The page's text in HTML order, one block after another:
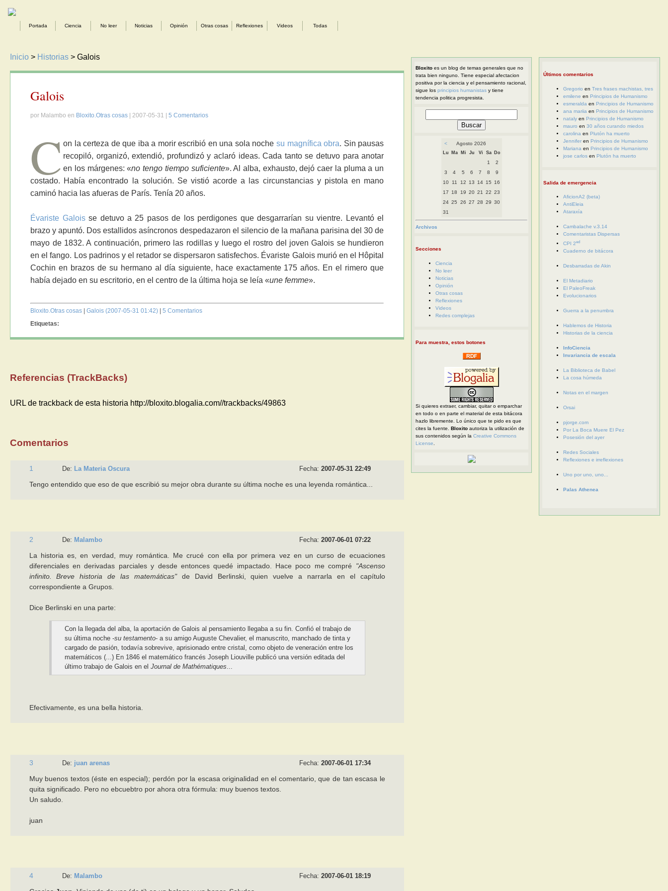
Portada Ciencia No leer Noticias Opinión Otras cosas Reflexiones Videos Todas
Inicio > Historias > Galois
Galois
por Malambo en Bloxito.Otras cosas | 2007-05-31 |5 Comentarios
C on la certeza de que iba a morir escribió en una sola nochesu magnífica obra. Sin pausas
recopiló, organizó, extendió, profundizó y aclaró ideas. Cada tanto se detuvo para anotar
en los márgenes: «no tengo tiempo suficiente». Al alba, exhausto, dejó caer la pluma a un
costado. Había encontrado la solución. Se vistió acorde a las circunstancias y pistola en mano
caminó hacia las afueras de París. Tenía 20 años.
Évariste Galoisse detuvo a 25 pasos de los perdigones que desgarrarían su vientre. Levantó el
brazo y apuntó. Dos estallidos asíncronos despedazaron el silencio de la mañana parisina del 30 de
mayo de 1832. A continuación, primero las rodillas y luego el rostro del joven Galois se hundieron
en el fango. Los padrinos y el retador se dispersaron satisfechos. Évariste Galois murió en el Hôpital
Cochin en brazos de su hermano al día siguiente, hace exactamente 175 años. En el rimero que
había dejado en su escritorio, en el centro de la última hoja se leía «une femme».
Bloxito.Otras cosas |Galois (2007-05-31 01:42) |5 Comentarios
Etiquetas:
Referencias (TrackBacks)
URL de trackback de esta historia http://bloxito.blogalia.com//trackbacks/49863
Comentarios
1 De: La Materia Oscura Fecha: 2007-05-31 22:49
Tengo entendido que eso de que escribió su mejor obra durante su última noche es una leyenda romántica...
2 De: Malambo Fecha: 2007-06-01 07:22
La historia es, en verdad, muy romántica. Me crucé con ella por primera vez en un curso de ecuaciones
diferenciales en derivadas parciales y desde entonces quedé impactado. Hace poco me compré "Ascenso
infinito. Breve historia de las matemáticas"de David Berlinski, quien vuelve a narrarla en el capítulo
correspondiente a Grupos.
Dice Berlinski en una parte:
Con la llegada del alba, la aportación de Galois al pensamiento llegaba a su fin. Confió el trabajo de
su última noche -su testamento- a su amigo Auguste Chevalier, el manuscrito, manchado de tinta y
cargado de pasión, todavía sobrevive, aprisionado entre cristal, como objeto de veneración entre los
matemáticos (...) En 1846 el matemático francés Joseph Liouville publicó una versión editada del
último trabajo de Galois en el Journal de Mathématiques...
Efectivamente, es una bella historia.
3 De: juan arenas Fecha: 2007-06-01 17:34
Muy buenos textos (éste en especial); perdón por la escasa originalidad en el comentario, que de tan escasa le
quita significado. Pero no ebcuebtro por ahora otra fórmula: muy buenos textos.
Un saludo.
juan
4 De: Malambo Fecha: 2007-06-01 18:19
Bloxitoes un blog de temas generales que no
trata bien ninguno. Tiene especial afectacion
positiva por la ciencia y el pensamiento racional,
sigue los principios humanistasy tiene
tendencia politica progresista.
< Agosto 2026
Lu Ma Mi Ju Vi Sa Do
1
2
3
4 5 6 7 8
9
10
11 12 13 14 15
16
17
18 19 20 21 22 23
24 25 26 27 28 29 30
31
Archivos
Secciones
Ciencia
No leer
Noticias
Opinión
Otras cosas
Reflexiones
Videos
Redes complejas
Para muestra, estos botones
Si quieres extraer, cambiar, quitar o emparchar
en todo o en parte el material de esta bitácora
hazlo libremente. Lo único que te pido es que
cites la fuente. Bloxitoautoriza la utilización de
sus contenidos según la Creative Commons
License
Últimos comentarios
Gregorio en Tres frases machistas, tres
emilene en Principios de Humanismo
esmeralda en Principios de Humanismo
ana mariia en Principios de Humanismo
natalyen Principios de Humanismo
mauro en 30 años curando miedos
carolina en Plutón ha muerto
Jenniferen Principios de Humanismo
Mariana en Principios de Humanismo
jose carlosen Plutón ha muerto
Salida de emergencia
AficionA2 (beta)
AntiEleia
Ataraxía
Cambalache v.3.14
Comentaristas Dispersas
CPI 2ed
Cuaderno de bitácora
Desbarradas de Akin
El Metadiario
El PaleoFreak
Evolucionarios
Guerra a la penumbra
Hablemos de Historia
Historias de la ciencia
InfoCiencia
Invariancia de escala
La Biblioteca de Babel
La cosa húmeda
Notas en el margen
Orsai
pjorge.com
Por La Boca Muere El Pez
Posesión del ayer
Redes Sociales
Reflexiones e irreflexiones
Uno por uno, uno...
Palas Athenea